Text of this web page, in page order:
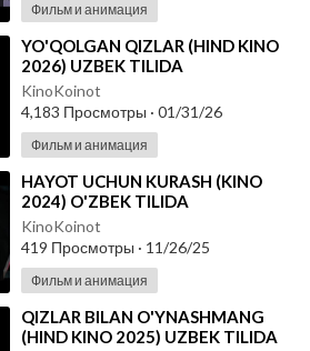
Фильм и анимация
⁣YO'QOLGAN QIZLAR (HIND KINO
2026) UZBEK TILIDA
KinoKoinot
4,183 Просмотры · 01/31/26
Фильм и анимация
⁣HAYOT UCHUN KURASH (KINO
2024) O'ZBEK TILIDA
KinoKoinot
419 Просмотры · 11/26/25
Фильм и анимация
⁣QIZLAR BILAN O'YNASHMANG
(HIND KINO 2025) UZBEK TILIDA